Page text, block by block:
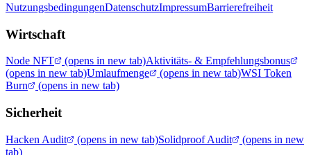
NutzungsbedingungenDatenschutzImpressumBarrierefreiheit
Wirtschaft
Node NFT (opens in new tab)Aktivitäts- & Empfehlungsbonus
(opens in new tab)Umlaufmenge (opens in new tab)WSI Token
Burn
(opens in new tab)
Sicherheit
Hacken Audit (opens in new tab)Solidproof Audit
(opens in new
tab)